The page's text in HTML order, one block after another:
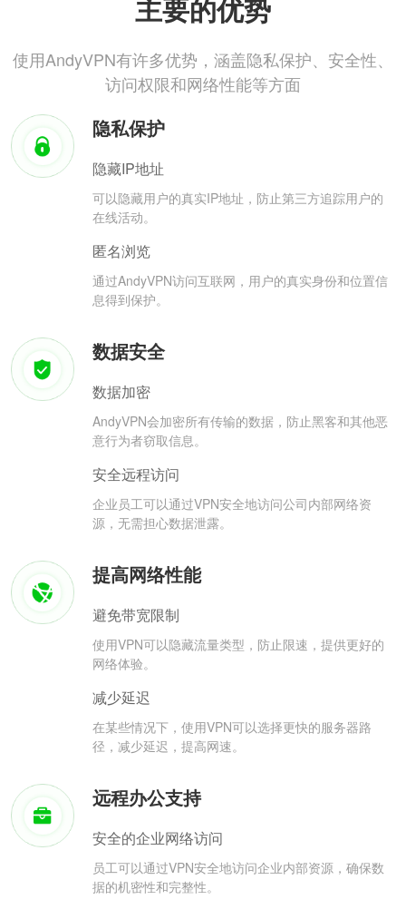
主要的优势
使用AndyVPN有许多优势，涵盖隐私保护、安全性、
访问权限和网络性能等方面
隐私保护
隐藏IP地址
可以隐藏用户的真实IP地址，防止第三方追踪用户的
在线活动。
匿名浏览
通过AndyVPN访问互联网，用户的真实身份和位置信
息得到保护。
数据安全
数据加密
AndyVPN会加密所有传输的数据，防止黑客和其他恶
意行为者窃取信息。
安全远程访问
企业员工可以通过VPN安全地访问公司内部网络资
源，无需担心数据泄露。
提高网络性能
避免带宽限制
使用VPN可以隐藏流量类型，防止限速，提供更好的
网络体验。
减少延迟
在某些情况下，使用VPN可以选择更快的服务器路
径，减少延迟，提高网速。
远程办公支持
安全的企业网络访问
员工可以通过VPN安全地访问企业内部资源，确保数
据的机密性和完整性。